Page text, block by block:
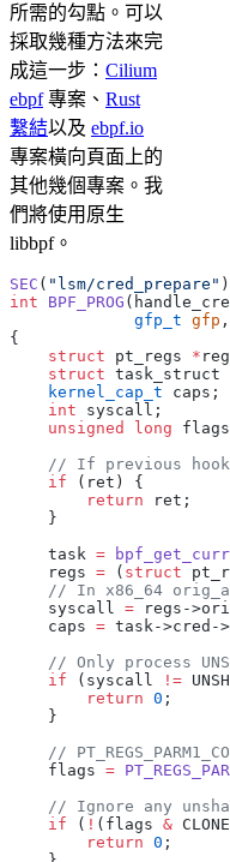
所需的勾點。可以
採取幾種方法來完
成這一步： Cilium
ebpf專案、 Rust
繫結以及 ebpf.io
專案橫向頁面上的
其他幾個專案。我
們將使用原生
libbpf。
SEC ( "lsm/cred_prepare" )
int BPF_PROG
             gfp_t
gfp ,
{
    struct
pt_regs *
    struct
task_struct
    kernel_cap_t
caps;
    int
syscall;
    unsigned
long
// If previous
    if
(ret) {
        return
ret;
    }
    task
=
    regs
= ( struct
// In x86_64
    syscall
= regs-
    caps
= task->cred-
// Only process
    if
(syscall !=
        return
0 ;
    }
//
    flags
=
// Ignore any
    if
( ! (flags &
        return
0 ;